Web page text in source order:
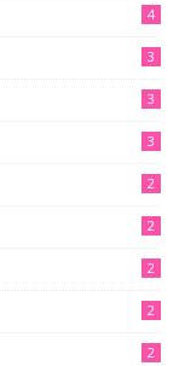
4
3
3
3
2
2
2
2
2